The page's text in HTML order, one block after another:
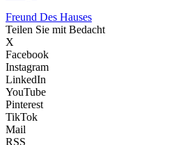
Freund Des Hauses
Teilen Sie mit Bedacht
X
Facebook
Instagram
LinkedIn
YouTube
Pinterest
TikTok
Mail
RSS